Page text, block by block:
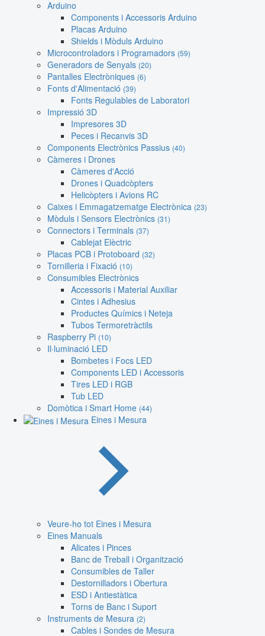
Arduino
Components i Accessoris Arduino
Placas Arduino
Shields i Mòduls Arduino
Microcontroladors i Programadors (59)
Generadors de Senyals (20)
Pantalles Electròniques (6)
Fonts d'Alimentació (39)
Fonts Regulables de Laboratori
Impressió 3D
Impresores 3D
Peces i Recanvis 3D
Components Electrònics Passius (40)
Càmeres i Drones
Càmeres d'Acció
Drones i Quadcòpters
Helicòpters i Avions RC
Caixes i Emmagatzematge Electrònica (23)
Mòduls i Sensors Electrònics (31)
Connectors i Terminals (37)
Cablejat Elèctric
Placas PCB i Protoboard (32)
Tornilleria i Fixació (10)
Consumibles Electrònics
Accessoris i Material Auxiliar
Cintes i Adhesius
Productes Químics i Neteja
Tubos Termoretràctils
Raspberry Pi (10)
Il·luminació LED
Bombetes i Focs LED
Components LED i Accessoris
Tires LED i RGB
Tub LED
Domòtica i Smart Home (44)
Eines i Mesura
Veure-ho tot Eines i Mesura
Eines Manuals
Alicates i Pinces
Banc de Treball i Organització
Consumibles de Taller
Destornilladors i Obertura
ESD i Antiestàtica
Torns de Banc i Suport
Instruments de Mesura (2)
Cables i Sondes de Mesura